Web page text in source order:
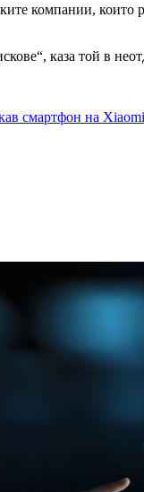
компании, които
каза той в
смартфон на